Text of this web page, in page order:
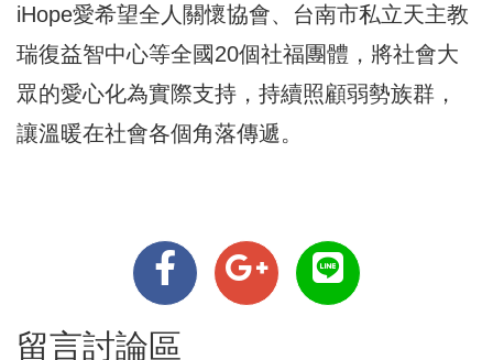
iHope愛希望全人關懷協會、台南市私立天主教
瑞復益智中心等全國20個社福團體，將社會大
眾的愛心化為實際支持，持續照顧弱勢族群，
讓溫暖在社會各個角落傳遞。
留言討論區